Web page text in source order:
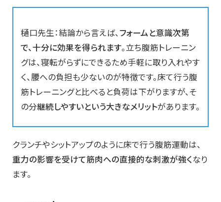
樋口先生：結論から言えば、フォームと意識次第
で、十分に効果を得られます。立ち腹筋トレーニン
グは、寝転がらずにできるため手軽に取り入れやす
く、腰への負担も少ないのが特徴です。床て行う腹
筋トレーニングと比べると負荷は下がりますが、そ
の分継続しやすいという大きなメリットがあります。
クランチやシットアップのように床で行う腹筋運動は、
重力の影響を受けて筋肉への直接的な刺激が強くなり
ます。